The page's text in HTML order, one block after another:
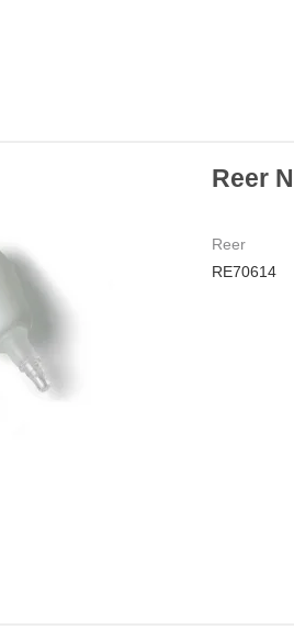
Reer
Reer
RE70614